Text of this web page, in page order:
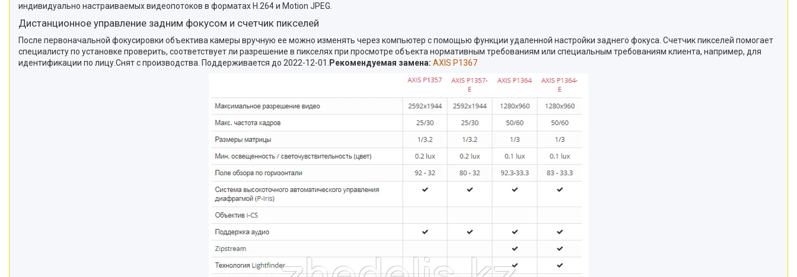
индивидуально настраиваемых видеопотоков в форматах H.264 и Motion JPEG.
Дистанционное управление задним фокусом и счетчик пикселей
После первоначальной фокусировки объектива камеры вручную ее можно изменять через компьютер с помощью функции удаленной настройки заднего фокуса. Счетчик пикселей помогает
специалисту по установке проверить, соответствует ли разрешение в пикселях при просмотре объекта нормативным требованиям или специальным требованиям клиента, например, для
идентификации по лицу.Снят с прoизвoдства. Поддерживается до 2022-12-01. Рекомендуемая замена: AXIS P1367